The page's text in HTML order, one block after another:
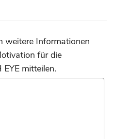
weitere Informationen
für die
mitteilen.